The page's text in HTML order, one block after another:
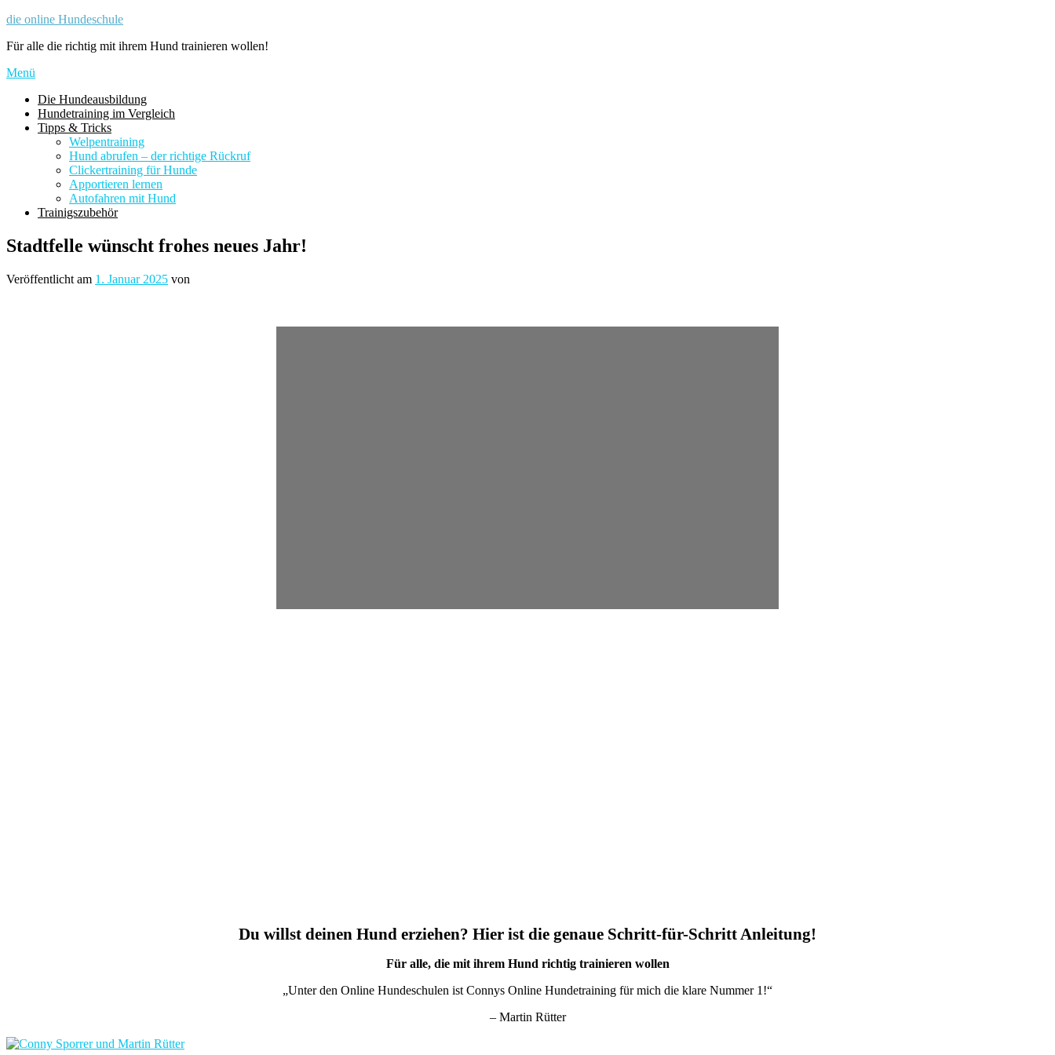
Zum
springen
die online Hundeschule
Für alle die richtig mit ihrem Hund trainieren wollen!
Menü
Die Hundeausbildung
Hundetraining im Vergleich
Tipps & Tricks
Welpentraining
Hund abrufen – der richtige Rückruf
Clickertraining für Hunde
Apportieren lernen
Autofahren mit Hund
Trainigszubehör
Stadtfelle wünscht frohes neues Jahr!
Veröffentlicht am 1. Januar 2025 von
Du willst deinen Hund erziehen? Hier ist die genaue Schritt-für-Schritt Anleitung!
Für alle, die mit ihrem Hund richtig trainieren wollen
„Unter den Online Hundeschulen ist Connys Online Hundetraining für mich die klare Nummer 1!“
– Martin Rütter